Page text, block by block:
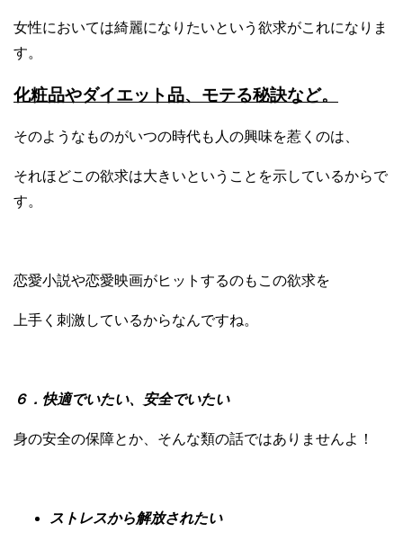
女性においては綺麗になりたいという欲求がこれになりま
す。
化粧品やダイエット品、モテる秘訣など。
そのようなものがいつの時代も人の興味を惹くのは、
それほどこの欲求は大きいということを示しているからで
す。
恋愛小説や恋愛映画がヒットするのもこの欲求を
上手く刺激しているからなんですね。
６．快適でいたい、安全でいたい
身の安全の保障とか、そんな類の話ではありませんよ！
ストレスから解放されたい